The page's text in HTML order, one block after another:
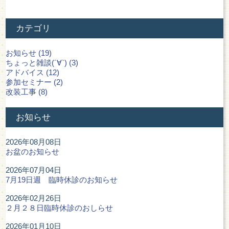
カテゴリ
お知らせ (19)
ちょっと雑談(´∀`) (3)
アドバイス (12)
参加セミナー (2)
改装工事 (8)
お知らせ
2026年08月08日
お盆のお知らせ
2026年07月04日
7月19日週 臨時休診のお知らせ
2026年02月26日
２月２８日臨時休診のおしらせ
2026年01月10日